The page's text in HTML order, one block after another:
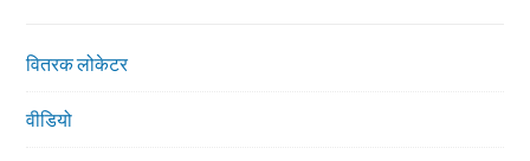
वितरक लोकेटर
वीडियो